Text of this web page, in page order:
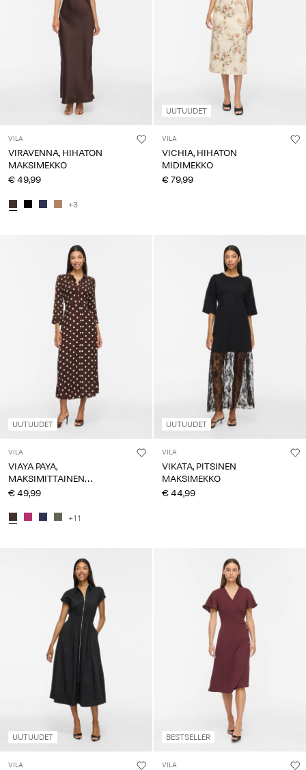
Kysyttävää?
VILA
VIRAVENNA, HIHATON
MAKSIMEKKO
€ 49,99
+3
UUTUUDET
VILA
VICHIA, HIHATON
MIDIMEKKO
€ 79,99
UUTUUDET
VILA
VIAYA PAYA,
MAKSIMITTAINEN
PAITAMEKKO
€ 49,99
+11
UUTUUDET
VILA
VIKATA, PITSINEN
MAKSIMEKKO
€ 44,99
UUTUUDET
VILA
BESTSELLER
VILA